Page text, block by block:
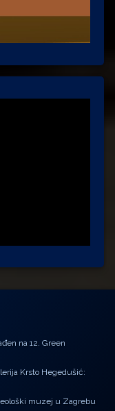
na 12. Green
Krsto Hegedušić:
muzej u Zagrebu